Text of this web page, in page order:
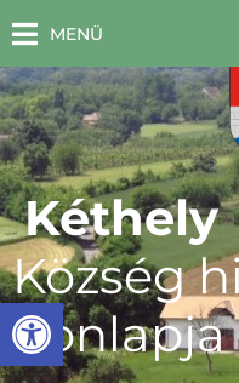
Eszköztár
MENÜ
Kéthely
Község
honlapja